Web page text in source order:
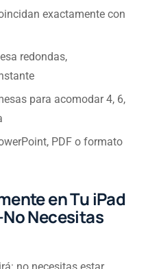
exactamente con
redondas,
para acomodar 4, 6,
PDF o formato
en Tu iPad
Necesitas